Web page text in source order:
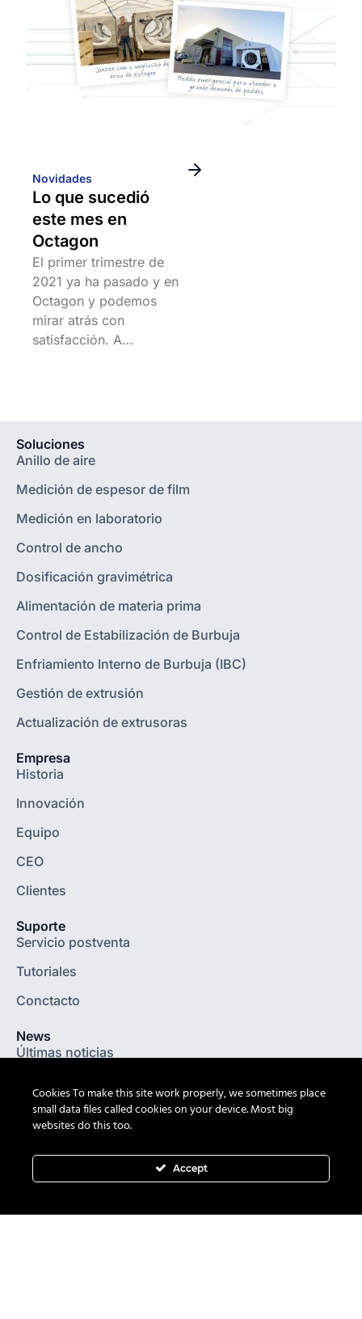
Novidades
Lo que sucedió
este mes en
Octagon
El primer trimestre de
2021 ya ha pasado y en
Octagon y podemos
mirar atrás con
satisfacción. A…
Soluciones
Anillo de aire
Medición de espesor de film
Medición en laboratorio
Control de ancho
Dosificación gravimétrica
Alimentación de materia prima
Control de Estabilización de Burbuja
Enfriamiento Interno de Burbuja (IBC)
Gestión de extrusión
Actualización de extrusoras
Empresa
Historia
Innovación
Equipo
CEO
Clientes
Suporte
Servicio postventa
Tutoriales
Conctacto
News
Últimas noticias
Lanzamiento de equipos
Legal
Política de privacidad
Cookies To make this site work properly, we sometimes place
small data files called cookies on your device. Most big
websites do this too.
Accept